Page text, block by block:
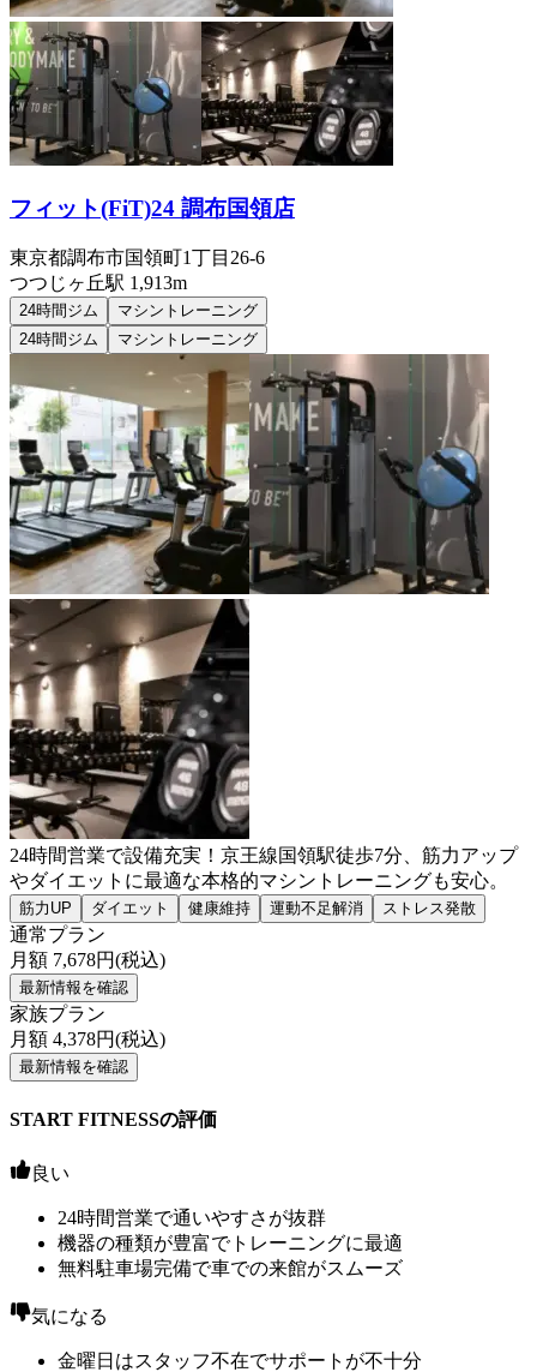
フィット(FiT)24 調布国領店
東京都調布市国領町1丁目26-6
つつじヶ丘駅 1,913m
24時間ジム
マシントレーニング
24時間ジム
マシントレーニング
24時間営業で設備充実！京王線国領駅徒歩7分、筋力アップ
やダイエットに最適な本格的マシントレーニングも安心。
筋力UP ダイエット 健康維持 運動不足解消 ストレス発散
通常プラン
月額 7,678円(税込)
最新情報を確認
家族プラン
月額 4,378円(税込)
最新情報を確認
START FITNESSの評価
良い
24時間営業で通いやすさが抜群
機器の種類が豊富でトレーニングに最適
無料駐車場完備で車での来館がスムーズ
気になる
金曜日はスタッフ不在でサポートが不十分